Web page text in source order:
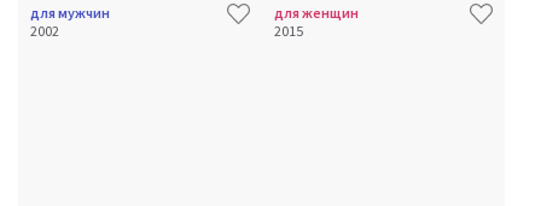
для мужчин
2002
для женщин
2015